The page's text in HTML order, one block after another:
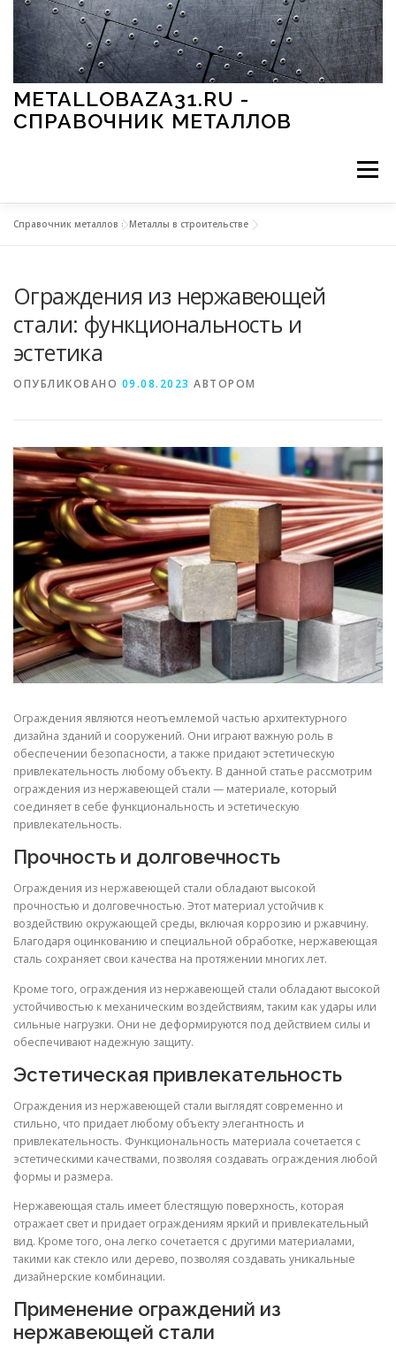
Перейти к содержимому
METALLOBAZA31.RU -
СПРАВОЧНИК МЕТАЛЛОВ
Меню
МЕТАЛЛЫ И ОКРУЖАЮЩАЯ СРЕДА
СТАТЬИ
Справочник металлов »Металлы в строительстве
Ограждения из нержавеющей
стали: функциональность и
эстетика
ОПУБЛИКОВАНО 09.08.2023 АВТОРОМ
Ограждения являются неотъемлемой частью архитектурного
дизайна зданий и сооружений. Они играют важную роль в
обеспечении безопасности, а также придают эстетическую
привлекательность любому объекту. В данной статье рассмотрим
ограждения из нержавеющей стали — материале, который
соединяет в себе функциональность и эстетическую
привлекательность.
Прочность и долговечность
Ограждения из нержавеющей стали обладают высокой
прочностью и долговечностью. Этот материал устойчив к
воздействию окружающей среды, включая коррозию и ржавчину.
Благодаря оцинкованию и специальной обработке, нержавеющая
сталь сохраняет свои качества на протяжении многих лет.
Кроме того, ограждения из нержавеющей стали обладают высокой
устойчивостью к механическим воздействиям, таким как удары или
сильные нагрузки. Они не деформируются под действием силы и
обеспечивают надежную защиту.
Эстетическая привлекательность
Ограждения из нержавеющей стали выглядят современно и
стильно, что придает любому объекту элегантность и
привлекательность. Функциональность материала сочетается с
эстетическими качествами, позволяя создавать ограждения любой
формы и размера.
Нержавеющая сталь имеет блестящую поверхность, которая
отражает свет и придает ограждениям яркий и привлекательный
вид. Кроме того, она легко сочетается с другими материалами,
такими как стекло или дерево, позволяя создавать уникальные
дизайнерские комбинации.
Применение ограждений из
нержавеющей стали